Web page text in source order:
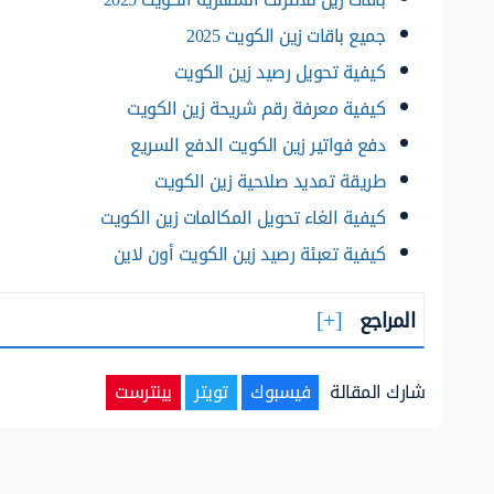
جميع باقات زين الكويت 2025
كيفية تحويل رصيد زين الكويت
كيفية معرفة رقم شريحة زين الكويت
دفع فواتير زين الكويت الدفع السريع
طريقة تمديد صلاحية زين الكويت
كيفية الغاء تحويل المكالمات زين الكويت
كيفية تعبئة رصيد زين الكويت أون لاين
المراجع
شارك المقالة فيسبوك تويتر بينترست